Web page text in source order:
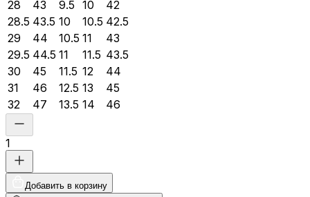
28
43 9.5 10
42
28.5 43.5 10 10.5 42.5
29
44 10.5 11
43
29.5 44.5 11 11.5 43.5
30
45 11.5 12
44
31
46 12.5 13
45
32
47 13.5 14 46
1
Добавить в корзину